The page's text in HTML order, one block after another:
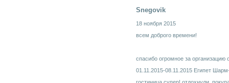
Snegovik
18 ноября 2015
всем доброго времени!
спасибо огромное за организацию
01.11.2015-08.11.2015 Египет